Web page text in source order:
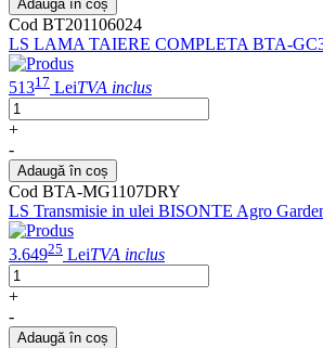
Adaugă în coș
Cod BT201106024
LS LAMA TAIERE COMPLETA BTA-
51317 LeiTVA inclus
+
-
Adaugă în coș
Cod BTA-MG1107DRY
LS Transmisie in ulei BISONTE Agro
3.64925 LeiTVA inclus
+
-
Adaugă în coș